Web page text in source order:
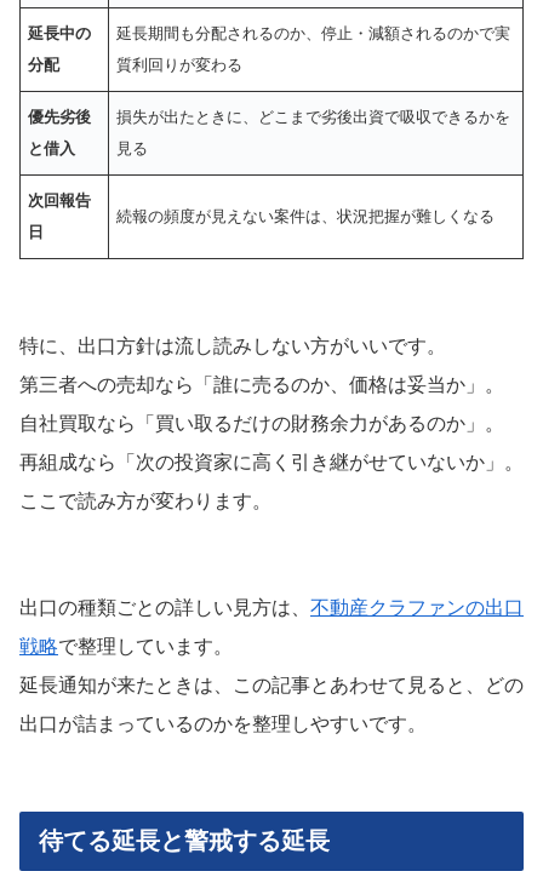
延長中の
分配
延長期間も分配されるのか、停止・減額されるのかで実
質利回りが変わる
優先劣後
と借入
損失が出たときに、どこまで劣後出資で吸収できるかを
見る
次回報告
日
続報の頻度が見えない案件は、状況把握が難しくなる
特に、出口方針は流し読みしない方がいいです。
第三者への売却なら「誰に売るのか、価格は妥当か」。
自社買取なら「買い取るだけの財務余力があるのか」。
再組成なら「次の投資家に高く引き継がせていないか」。
ここで読み方が変わります。
出口の種類ごとの詳しい見方は、 不動産クラファンの出口
戦略で整理しています。
延長通知が来たときは、この記事とあわせて見ると、どの
出口が詰まっているのかを整理しやすいです。
待てる延長と警戒する延長